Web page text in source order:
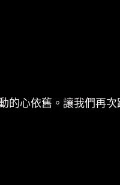
。心依舊。讓我們再